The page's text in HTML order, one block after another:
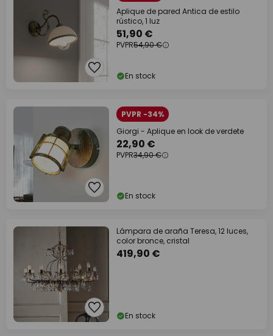
Aplique de pared Antica de estilo
rústico, 1 luz
51,90 €
PVPR54,90 €
En stock
PVPR -34%
Giorgi - Aplique en look de verdete
22,90 €
PVPR34,90 €
En stock
Lámpara de araña Teresa, 12 luces,
color bronce, cristal
419,90 €
En stock